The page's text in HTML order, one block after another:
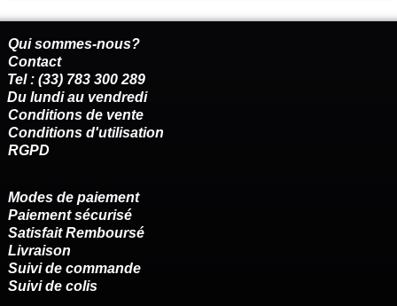
Qui sommes-nous?
Contact
Tel : (33) 783 300 289
Du lundi au vendredi
Conditions de vente
Conditions d'utilisation
RGPD
Modes de paiement
Paiement sécurisé
Satisfait Remboursé
Livraison
Suivi de commande
Suivi de colis